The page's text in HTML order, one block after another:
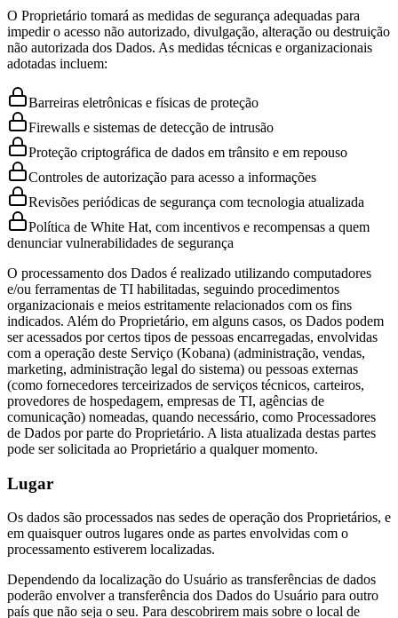
O Proprietário tomará as medidas de segurança adequadas para
impedir o acesso não autorizado, divulgação, alteração ou destruição
não autorizada dos Dados. As medidas técnicas e organizacionais
adotadas incluem:
Barreiras eletrônicas e físicas de proteção
Firewalls e sistemas de detecção de intrusão
Proteção criptográfica de dados em trânsito e em repouso
Controles de autorização para acesso a informações
Revisões periódicas de segurança com tecnologia atualizada
Política de White Hat, com incentivos e recompensas a quem
denunciar vulnerabilidades de segurança
O processamento dos Dados é realizado utilizando computadores
e/ou ferramentas de TI habilitadas, seguindo procedimentos
organizacionais e meios estritamente relacionados com os fins
indicados. Além do Proprietário, em alguns casos, os Dados podem
ser acessados por certos tipos de pessoas encarregadas, envolvidas
com a operação deste Serviço (Kobana) (administração, vendas,
marketing, administração legal do sistema) ou pessoas externas
(como fornecedores terceirizados de serviços técnicos, carteiros,
provedores de hospedagem, empresas de TI, agências de
comunicação) nomeadas, quando necessário, como Processadores
de Dados por parte do Proprietário. A lista atualizada destas partes
pode ser solicitada ao Proprietário a qualquer momento.
Lugar
Os dados são processados nas sedes de operação dos Proprietários, e
em quaisquer outros lugares onde as partes envolvidas com o
processamento estiverem localizadas.
Dependendo da localização do Usuário as transferências de dados
poderão envolver a transferência dos Dados do Usuário para outro
país que não seja o seu. Para descobrirem mais sobre o local de